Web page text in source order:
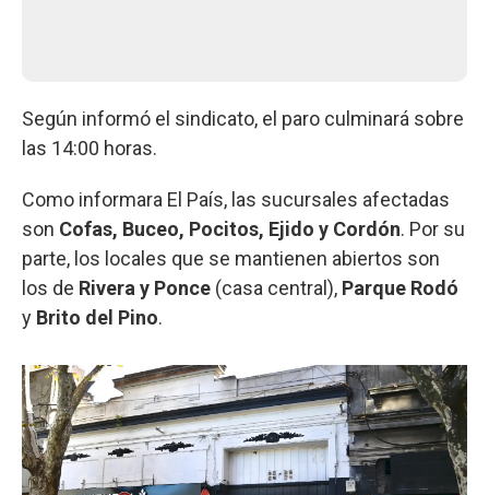
Según informó el sindicato, el paro culminará sobre
las 14:00 horas.
Como informara El País, las sucursales afectadas
son Cofas, Buceo, Pocitos, Ejido y Cordón. Por su
parte, los locales que se mantienen abiertos son
los de Rivera y Ponce (casa central), Parque Rodó
y Brito del Pino.